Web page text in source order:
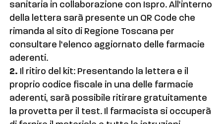
sanitaria in collaborazione con Ispro. All’interno
della lettera sarà presente un QR Code che
rimanda al sito di Regione Toscana per
consultare l’elenco aggiornato delle farmacie
aderenti.
2. Il ritiro del kit: Presentando la lettera e il
proprio codice fiscale in una delle farmacie
aderenti, sarà possibile ritirare gratuitamente
la provetta per il test. Il farmacista si occuperà